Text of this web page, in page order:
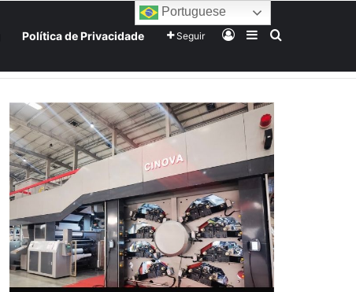
Política de Privacidade Seguir EntrarBarra Lateral
Procurar por
Portuguese